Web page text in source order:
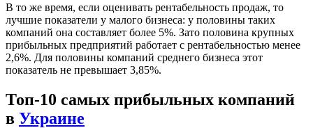
В то же время, если оценивать рентабельность продаж, то
лучшие показатели у малого бизнеса: у половины таких
компаний она составляет более 5%. Зато половина крупных
прибыльных предприятий работает с рентабельностью менее
2,6%. Для половины компаний среднего бизнеса этот
показатель не превышает 3,85%.
Топ-10 самых прибыльных компаний
в Украине